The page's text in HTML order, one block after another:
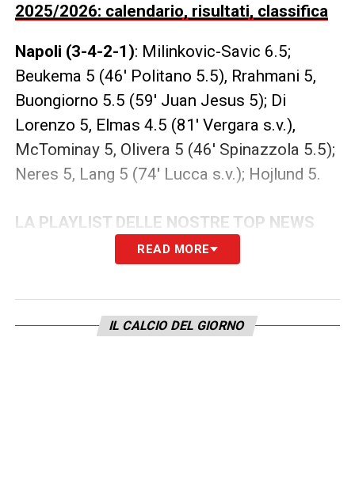
2025/2026: calendario, risultati, classifica
Napoli (3-4-2-1): Milinkovic-Savic 6.5;
Beukema 5 (46′ Politano 5.5), Rrahmani 5,
Buongiorno 5.5 (59′ Juan Jesus 5); Di
Lorenzo 5, Elmas 4.5 (81′ Vergara s.v.),
McTominay 5, Olivera 5 (46′ Spinazzola 5.5);
Neres 5, Lang 5 (74′ Lucca s.v.); Hojlund 5.
LA PLAYLIST DELLE NOSTRE TOP NEWS
READ MORE
IL CALCIO DEL GIORNO